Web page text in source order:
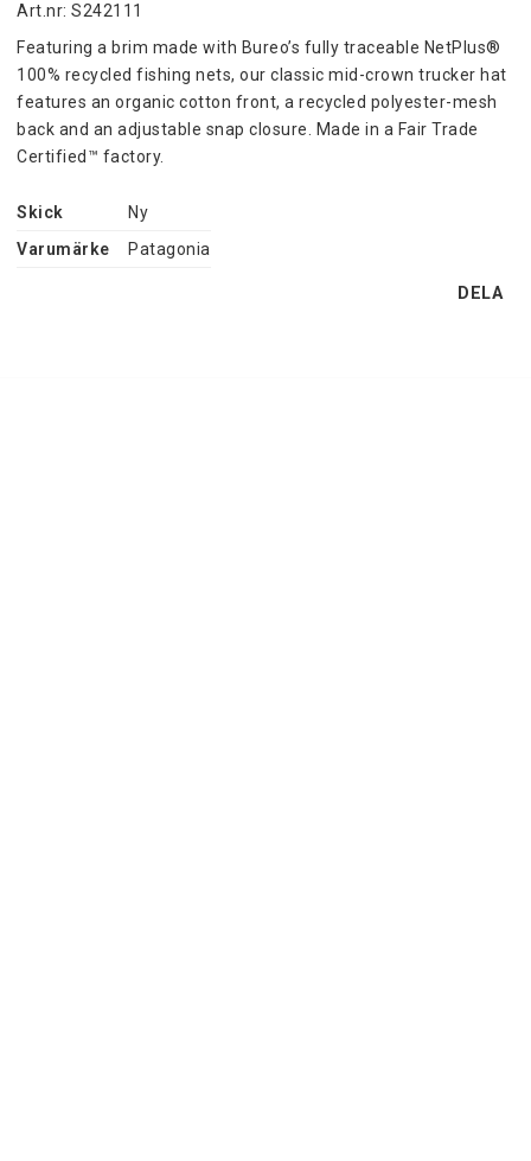
Art.nr: S242111
Featuring a brim made with Bureo’s fully traceable NetPlus®
100% recycled fishing nets, our classic mid-crown trucker hat
features an organic cotton front, a recycled polyester-mesh
back and an adjustable snap closure. Made in a Fair Trade
Certified™ factory.
Skick
Ny
Varumärke
Patagonia
DELA